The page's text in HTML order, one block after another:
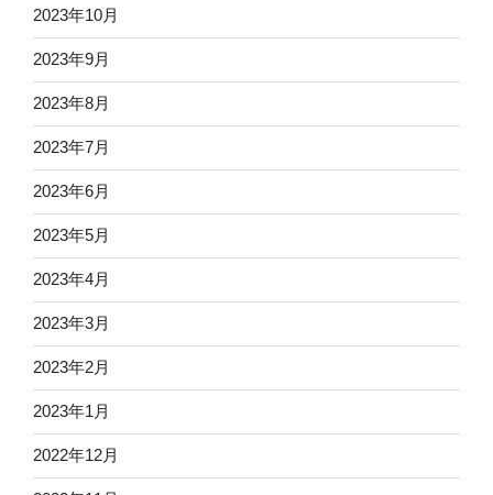
2023年10月
2023年9月
2023年8月
2023年7月
2023年6月
2023年5月
2023年4月
2023年3月
2023年2月
2023年1月
2022年12月